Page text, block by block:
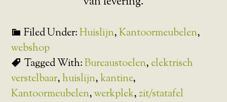
Filed Under:Huislijn,Kantoormeubelen,
webshop
Tagged With:Bureaustoelen, elektrisch
verstelbaar,huislijn,kantine,
Kantoormeubelen,werkplek, zit/statafel